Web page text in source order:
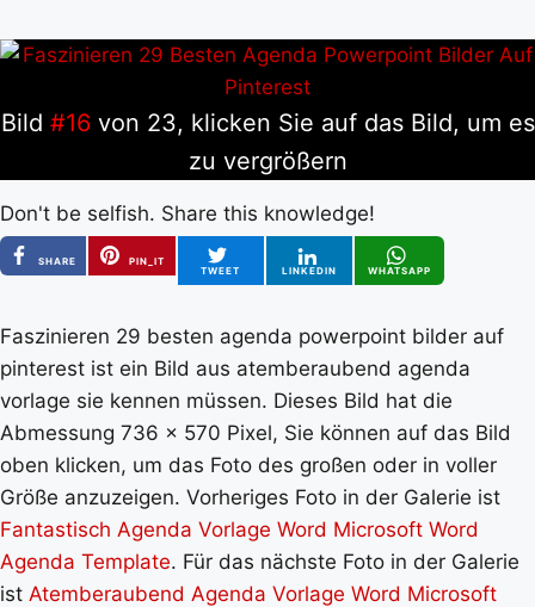
Bild #16von 23, klicken Sie auf das Bild, um es
zu vergrößern
Don't be selfish. Share this knowledge!
SHARE
PIN_IT
TWEET
LINKEDIN WHATSAPP
Faszinieren 29 besten agenda powerpoint bilder auf
pinterest ist ein Bild aus atemberaubend agenda
vorlage sie kennen müssen. Dieses Bild hat die
Abmessung 736 x 570 Pixel, Sie können auf das Bild
oben klicken, um das Foto des großen oder in voller
Größe anzuzeigen. Vorheriges Foto in der Galerie ist
Fantastisch Agenda Vorlage Word Microsoft Word
Agenda Template. Für das nächste Foto in der Galerie
ist Atemberaubend Agenda Vorlage Word Microsoft